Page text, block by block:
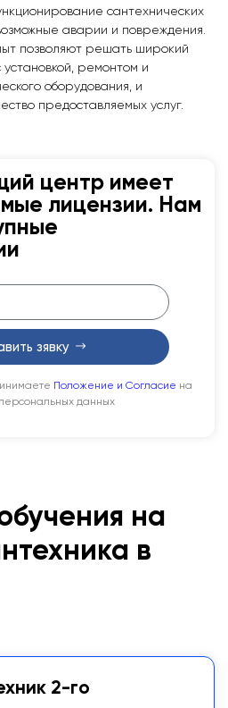
сантехнических
аварии и повреждения.
позволяют решать широкий
установкой, ремонтом и
оборудования, и
предоставляемых услуг.
центр имеет
лицензии. Нам
зявку
Положение и Согласие на
данных
на
в
2-го